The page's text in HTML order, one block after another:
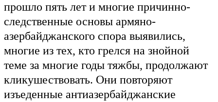
прошло пять лет и многие причинно-
следственные основы армяно-
азербайджанского спора выявились,
многие из тех, кто грелся на знойной
теме за многие годы тяжбы, продолжают
кликушествовать. Они повторяют
изъеденные антиазербайджанские